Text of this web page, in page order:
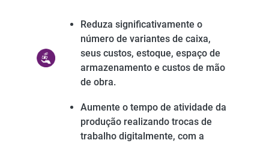
Reduza significativamente o
número de variantes de caixa,
seus custos, estoque, espaço de
armazenamento e custos de mão
de obra. ​
Aumente o tempo de atividade da
produção realizando trocas de
trabalho digitalmente, com a